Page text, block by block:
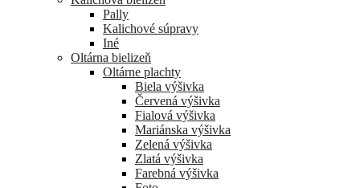
Pally
Kalichové súpravy
Iné
Oltárna bielizeň
Oltárne plachty
Biela výšivka
Červená výšivka
Fialová výšivka
Mariánska výšivka
Zelená výšivka
Zlatá výšivka
Farebná výšivka